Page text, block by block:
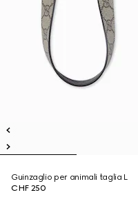
Guinzaglio per animali taglia L
CHF 250